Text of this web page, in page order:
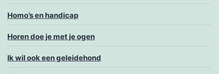
Homo’s en handicap
Horen doe je met je ogen
Ik wil ook een geleidehond